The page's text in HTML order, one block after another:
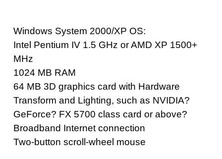
Windows System 2000/XP OS:
Intel Pentium IV 1.5 GHz or AMD XP 1500+
MHz
1024 MB RAM
64 MB 3D graphics card with Hardware
Transform and Lighting, such as NVIDIA?
GeForce? FX 5700 class card or above?
Broadband Internet connection
Two-button scroll-wheel mouse